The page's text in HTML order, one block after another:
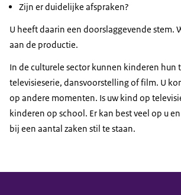
Zijn er duidelijke afspraken?
U heeft daarin een doorslaggevende stem.
aan de productie.
In de culturele sector kunnen kinderen
televisieserie, dansvoorstelling of film. U
op andere momenten. Is uw kind op
kinderen op school. Er kan best veel op u
bij een aantal zaken stil te staan.